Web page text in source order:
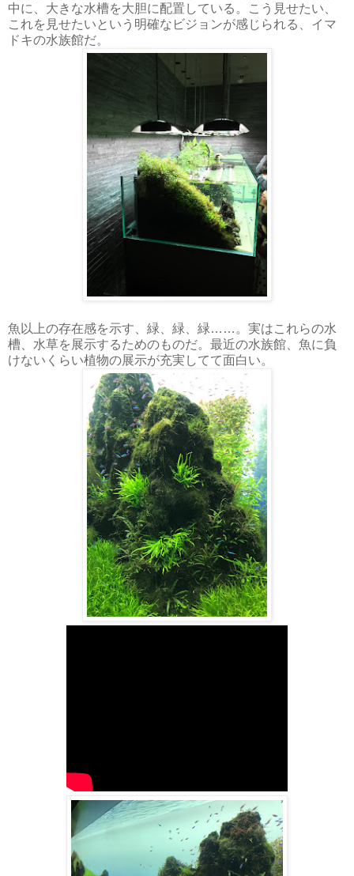
中に、大きな水槽を大胆に配置している。こう見せたい、
これを見せたいという明確なビジョンが感じられる、イマ
ドキの水族館だ。
魚以上の存在感を示す、緑、緑、緑……。実はこれらの水
槽、水草を展示するためのものだ。最近の水族館、魚に負
けないくらい植物の展示が充実してて面白い。